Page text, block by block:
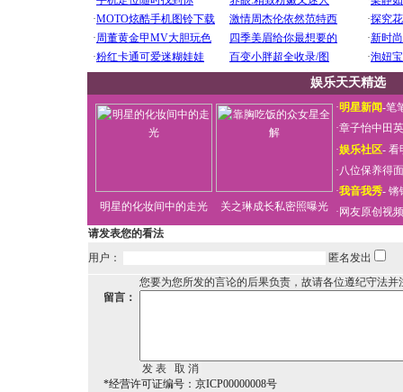
娱乐天天精选
明星的化妆间中的走光 关之琳成长私密照曝光
·明星新闻-笔
·章子怡中田
·娱乐社区- 看
·八位保养得
·我音我秀- 锵
· 网友原创视
请发表您的看法
用户：
匿名发出
您要为您所发的言论的后果负责，故请各位遵纪守法并
留言：
*经营许可证编号：京ICP00000008号